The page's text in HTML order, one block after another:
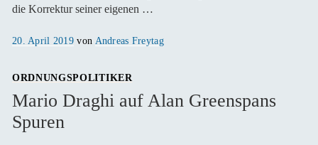
die Korrektur seiner eigenen …
Veröffentlicht
20. April 2019 von Andreas Freytag
ORDNUNGSPOLITIKER
Mario Draghi auf Alan Greenspans
Spuren